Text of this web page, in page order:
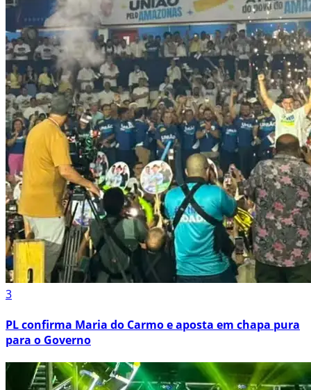
3
PL confirma Maria do Carmo e aposta em chapa pura
para o Governo